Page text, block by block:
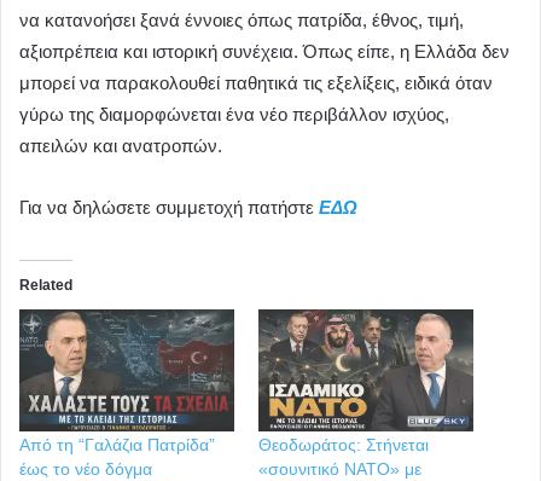
να κατανοήσει ξανά έννοιες όπως πατρίδα, έθνος, τιμή,
αξιοπρέπεια και ιστορική συνέχεια. Όπως είπε, η Ελλάδα δεν
μπορεί να παρακολουθεί παθητικά τις εξελίξεις, ειδικά όταν
γύρω της διαμορφώνεται ένα νέο περιβάλλον ισχύος,
απειλών και ανατροπών.
Για να δηλώσετε συμμετοχή πατήστε ΕΔΩ
Related
Από τη “Γαλάζια Πατρίδα”
έως το νέο δόγμα
Θεοδωράτος: Στήνεται
«σουνιτικό ΝΑΤΟ» με